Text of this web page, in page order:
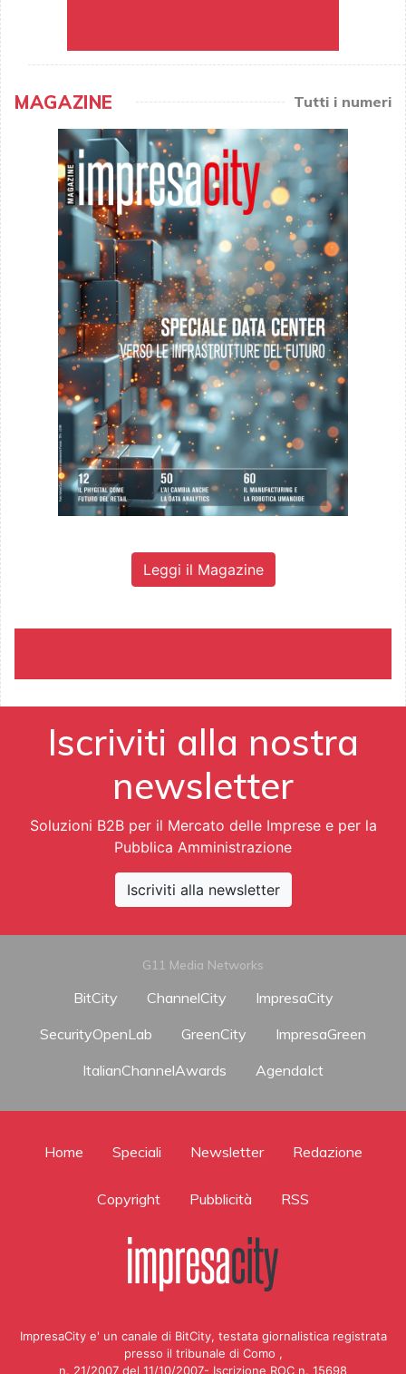
MAGAZINE Tutti i numeri
Leggi il Magazine
Iscriviti alla nostra
newsletter
Soluzioni B2B per il Mercato delle Imprese e per la
Pubblica Amministrazione
Iscriviti alla newsletter
G11 Media Networks
BitCity ChannelCity
ImpresaCity
SecurityOpenLab
GreenCity
ImpresaGreen
ItalianChannelAwards
AgendaIct
Home Speciali Newsletter Redazione
Copyright Pubblicità RSS
ImpresaCity e' un canale di BitCity, testata giornalistica registrata
presso il tribunale di Como ,
n. 21/2007 del 11/10/2007- Iscrizione ROC n. 15698